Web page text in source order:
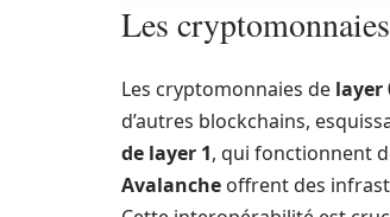
Les
Les cryptomonnaies de layer
d’autres blockchains,
de layer 1, qui fonctionnent
Avalanche offrent des